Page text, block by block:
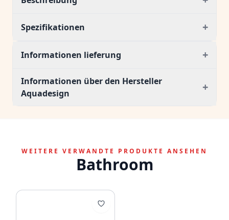
Spezifikationen +
Informationen lieferung +
Informationen über den Hersteller
Aquadesign
+
WEITERE VERWANDTE PRODUKTE ANSEHEN
Bathroom